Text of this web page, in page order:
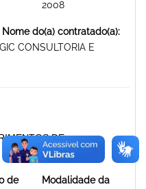
2008
do(a) contratado(a):
CONSULTORIA E
DE
de
Modalidade da